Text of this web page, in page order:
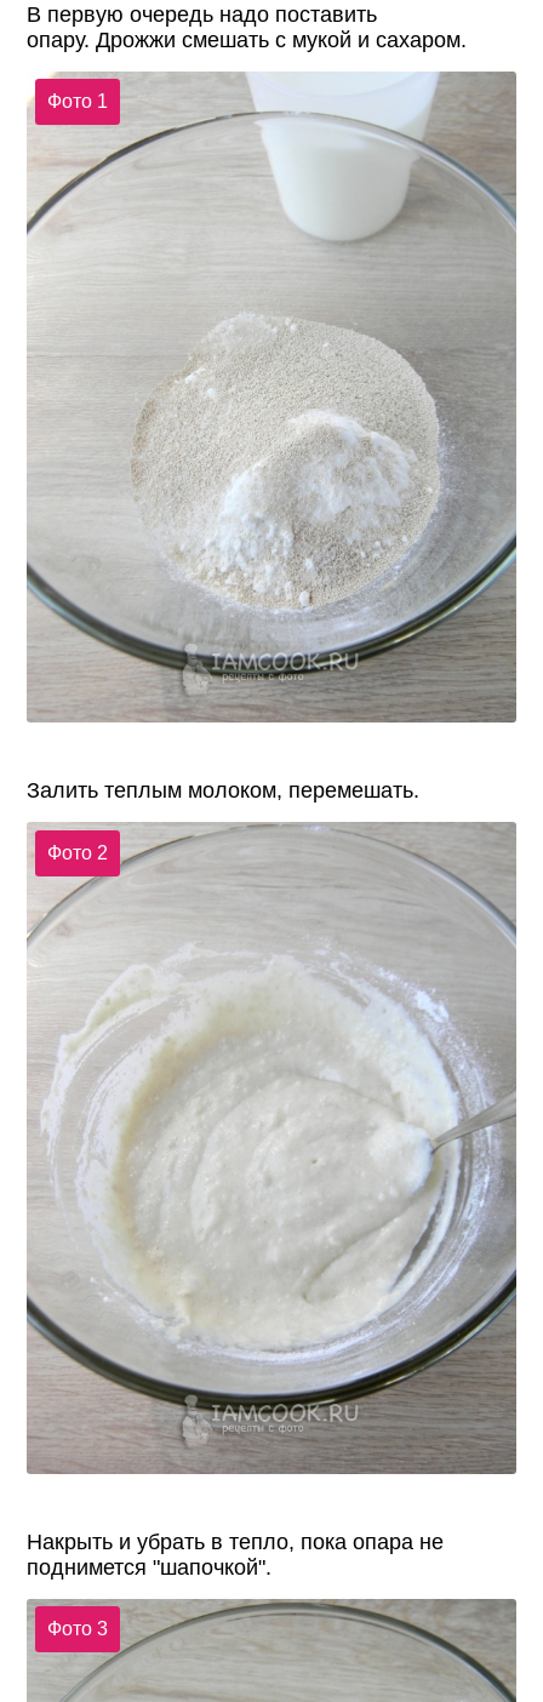
В первую очередь надо поставить
опару. Дрожжи смешать с мукой и сахаром.
Фото 1
Залить теплым молоком, перемешать.
Фото 2
Накрыть и убрать в тепло, пока опара не
поднимется "шапочкой".
Фото 3